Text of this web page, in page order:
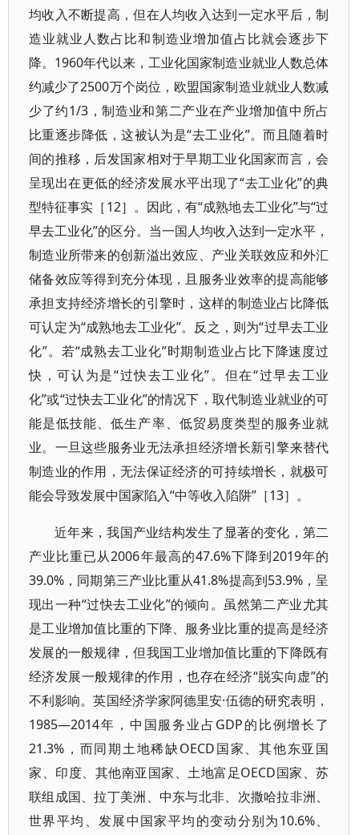
均收入不断提高，但在人均收入达到一定水平后，制
造业就业人数占比和制造业增加值占比就会逐步下
降。1960年代以来，工业化国家制造业就业人数总体
约减少了2500万个岗位，欧盟国家制造业就业人数减
少了约1/3，制造业和第二产业在产业增加值中所占
比重逐步降低，这被认为是“去工业化”。而且随着时
间的推移，后发国家相对于早期工业化国家而言，会
呈现出在更低的经济发展水平出现了“去工业化”的典
型特征事实［12］。因此，有“成熟地去工业化”与“过
早去工业化”的区分。当一国人均收入达到一定水平，
制造业所带来的创新溢出效应、产业关联效应和外汇
储备效应等得到充分体现，且服务业效率的提高能够
承担支持经济增长的引擎时，这样的制造业占比降低
可认定为“成熟地去工业化”。反之，则为“过早去工业
化”。若“成熟去工业化”时期制造业占比下降速度过
快，可认为是“过快去工业化”。但在“过早去工业
化”或“过快去工业化”的情况下，取代制造业就业的可
能是低技能、低生产率、低贸易度类型的服务业就
业。一旦这些服务业无法承担经济增长新引擎来替代
制造业的作用，无法保证经济的可持续增长，就极可
能会导致发展中国家陷入“中等收入陷阱”［13］。
近年来，我国产业结构发生了显著的变化，第二
产业比重已从2006年最高的47.6%下降到2019年的
39.0%，同期第三产业比重从41.8%提高到53.9%，呈
现出一种“过快去工业化”的倾向。虽然第二产业尤其
是工业增加值比重的下降、服务业比重的提高是经济
发展的一般规律，但我国工业增加值比重的下降既有
经济发展一般规律的作用，也存在经济“脱实向虚”的
不利影响。英国经济学家阿德里安·伍德的研究表明，
1985—2014年，中国服务业占GDP的比例增长了
21.3%，而同期土地稀缺OECD国家、其他东亚国
家、印度、其他南亚国家、土地富足OECD国家、苏
联组成国、拉丁美洲、中东与北非、次撒哈拉非洲、
世界平均、发展中国家平均的变动分别为10.6%、